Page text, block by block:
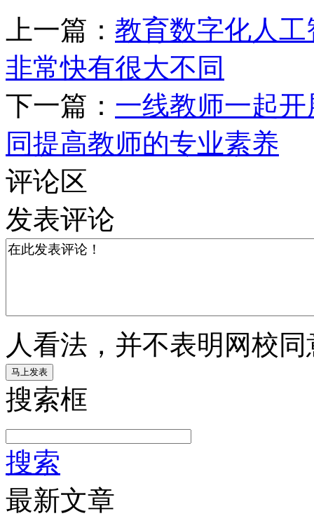
上一篇： 教育数字化人
非常快有很大不同
下一篇： 一线教师一起
同提高教师的专业素养
评论区
发表评论
人看法，并不表明网校
搜索框
搜索
最新文章